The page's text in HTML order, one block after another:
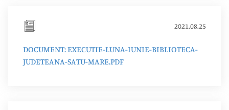
2021.08.25
DOCUMENT: EXECUTIE-LUNA-IUNIE-BIBLIOTECA-
JUDETEANA-SATU-MARE.PDF